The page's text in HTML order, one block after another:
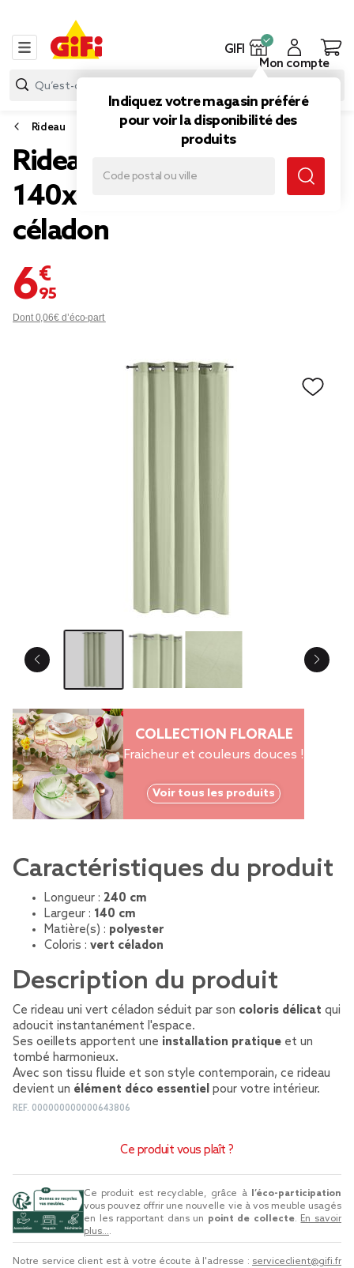
GIFI
Indiquez votre magasin préféré
pour voir la disponibilité des
produits
Mon compte
Rideau
Rideau à oeillets
140x240cm uni vert
céladon
6,95 €
Dont 0,06€ d’éco-part
COLLECTION FLORALE
Fraicheur et couleurs douces !
Voir tous les produits
Caractéristiques du produit
Longueur : 240 cm
Largeur : 140 cm
Matière(s) : polyester
Coloris : vert céladon
Description du produit
Ce rideau uni vert céladon séduit par son coloris délicat qui
adoucit instantanément l'espace.
Ses oeillets apportent une installation pratique et un
tombé harmonieux.
Avec son tissu fluide et son style contemporain, ce rideau
devient un élément déco essentiel pour votre intérieur.
REF. 000000000000643806
Ce produit vous plaît ?
Ce produit est recyclable, grâce à
l’éco-participation
vous pouvez offrir une nouvelle vie à vos meuble usagés
en les rapportant dans un point de collecte. En savoir
plus....
Notre service client est à votre écoute à l'adresse : serviceclient@gifi.fr